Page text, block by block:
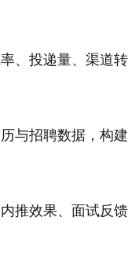
、投递量、渠道
与招聘数据，构
推效果、面试反